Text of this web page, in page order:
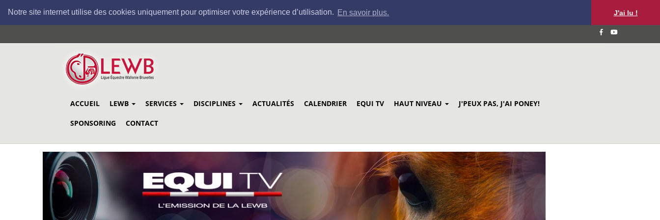
Notre site internet utilise des cookies uniquement pour optimiser votre expérience d’utilisation. En savoir plus. J'ai lu !
au
ACCUEIL LEWB SERVICES DISCIPLINES ACTUALITÉS CALENDRIER EQUI TV HAUT NIVEAU J'PEUX PAS, J'AI PONEY!
SPONSORING CONTACT